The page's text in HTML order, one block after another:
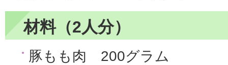
材料（2人分）
豚もも肉 200グラム